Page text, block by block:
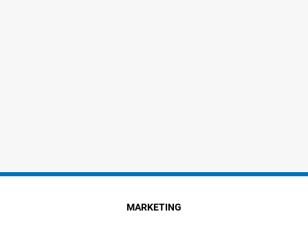
MARKETING